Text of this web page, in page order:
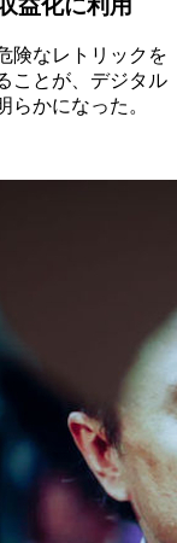
益化に利用
険なレトリックを
ことが、デジタル
かになった。